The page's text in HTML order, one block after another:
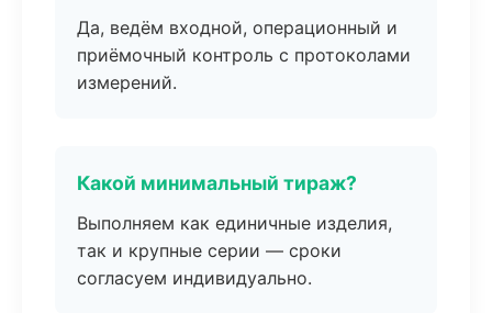
Да, ведём входной, операционный и
приёмочный контроль с протоколами
измерений.
Какой минимальный тираж?
Выполняем как единичные изделия,
так и крупные серии — сроки
согласуем индивидуально.